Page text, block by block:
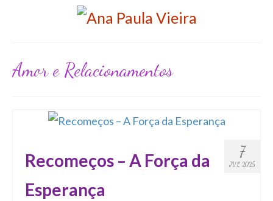
Amor e Relacionamentos
7
JUL 2025
Recomeços – A Força da
Esperança